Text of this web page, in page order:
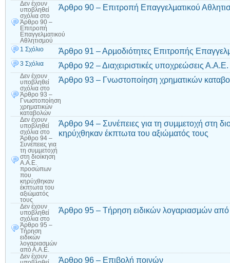
Δεν έχουν
υποβληθεί
σχόλια στο
Άρθρο 90 –
Επιτροπή
Επαγγελµατικού
Αθλητισµού
Άρθρο 90 – Επιτροπή Επαγγελµατικού
1 Σχόλιο Άρθρο 91 – Αρµοδιότητες Επιτροπής
3 Σχόλια Άρθρο 92 – Διαχειριστικές υποχρεώσεις Α.Α.Ε.
Δεν έχουν
υποβληθεί
σχόλια στο
Άρθρο 93 –
Γνωστοποίηση
χρηματικών
καταβολών
Άρθρο 93 – Γνωστοποίηση χρηματικών
Δεν έχουν
υποβληθεί
σχόλια στο
Άρθρο 94 –
Συνέπειες για
τη συµµετοχή
στη διοίκηση
Α.Α.Ε.
προσώπων
που
κηρύχθηκαν
έκπτωτα του
αξιώµατός
τους
Άρθρο 94 – Συνέπειες για τη συµµετοχή στη
κηρύχθηκαν έκπτωτα του αξιώµατός τους
Δεν έχουν
υποβληθεί
σχόλια στο
Άρθρο 95 –
Τήρηση
ειδικών
λογαριασµών
από Α.Α.Ε.
Άρθρο 95 – Τήρηση ειδικών λογαριασµών
Δεν έχουν
Άρθρο 96 – Επιβολή ποινών